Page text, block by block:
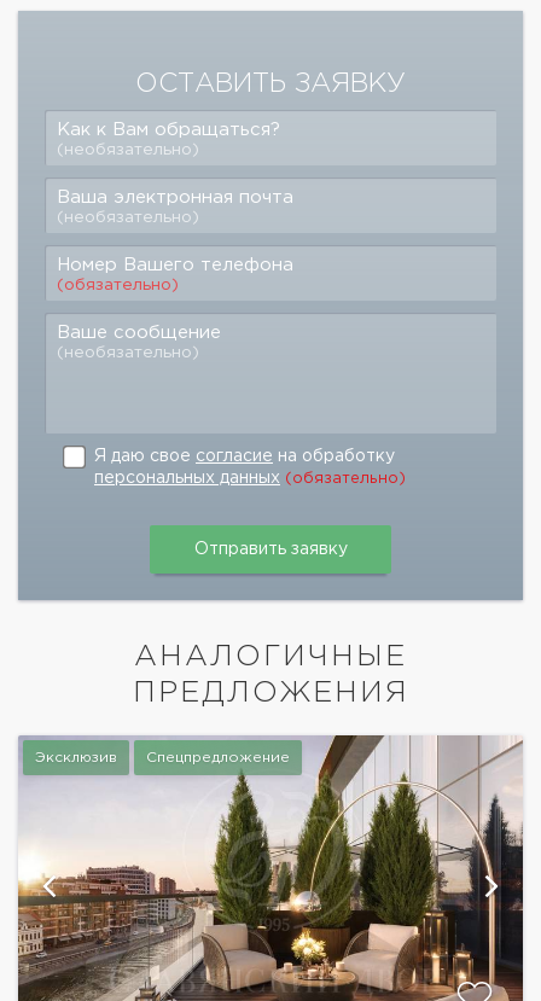
ОСТАВИТЬ ЗАЯВКУ
Как к Вам обращаться?
(необязательно)
Ваша электронная почта
(необязательно)
Номер Вашего телефона
(обязательно)
Ваше сообщение
(необязательно)
Я даю свое согласие на обработку
персональных данных (обязательно)
АНАЛОГИЧНЫЕ
ПРЕДЛОЖЕНИЯ
Эксклюзив Спецпредложение